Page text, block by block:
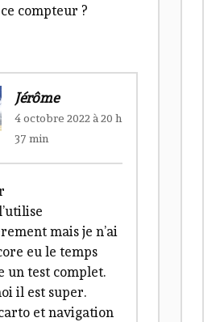
compteur ?
Jérôme
4 octobre 2022 à 20 h
37 min
mais je n’ai
eu le temps
un test complet.
il est super.
et navigation